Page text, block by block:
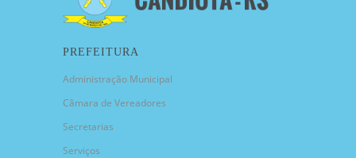
PREFEITURA
Administração Municipal
Câmara de Vereadores
Secretarias
Serviços